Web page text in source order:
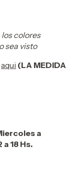
colores
sea visto
aqui (LA MEDIDA
a
18 Hs.